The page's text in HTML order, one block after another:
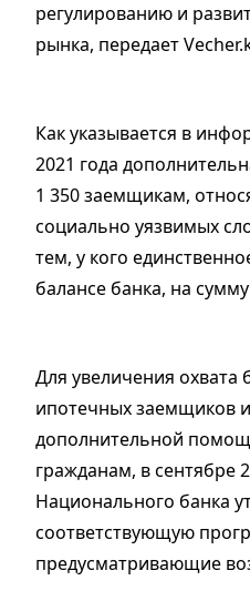
регулированию и
рынка, передает
Как указывается в
2021 года
1 350 заемщикам,
социально уязвимых
тем, у кого
балансе банка, на
Для увеличения охвата
ипотечных заемщиков
дополнительной
гражданам, в сентябре
Национального банка
соответствующую
предусматривающие